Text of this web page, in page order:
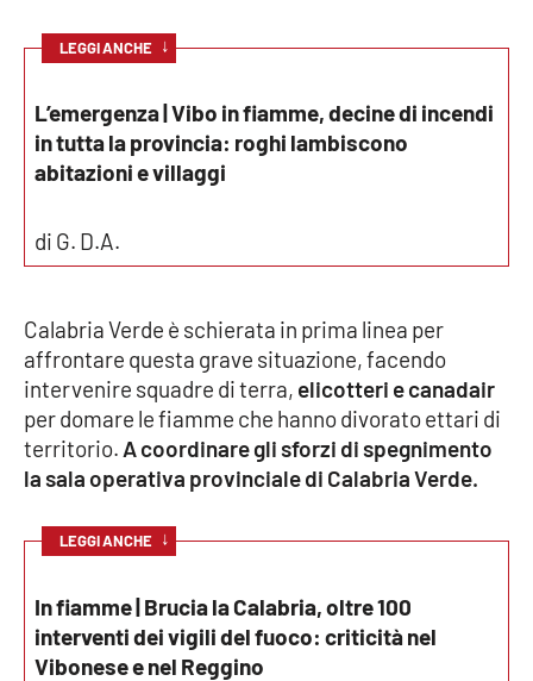
Cultura
Economia e Lavoro
Politica
Sport
RUBRICHE
Good Morning Vietnam
Parchi Marini Calabria
Leggendo Alvaro insieme
Imprese Di Calabria
LEGGI ANCHE ↓
L’emergenza | Vibo in fiamme, decine di incendi
in tutta la provincia: roghi lambiscono
abitazioni e villaggi
di G. D.A.
Calabria Verde è schierata in prima linea per
affrontare questa grave situazione, facendo
intervenire squadre di terra, elicotteri e canadair
per domare le fiamme che hanno divorato ettari di
territorio. A coordinare gli sforzi di spegnimento
la sala operativa provinciale di Calabria Verde.
LEGGI ANCHE ↓
In fiamme | Brucia la Calabria, oltre 100
interventi dei vigili del fuoco: criticità nel
Vibonese e nel Reggino